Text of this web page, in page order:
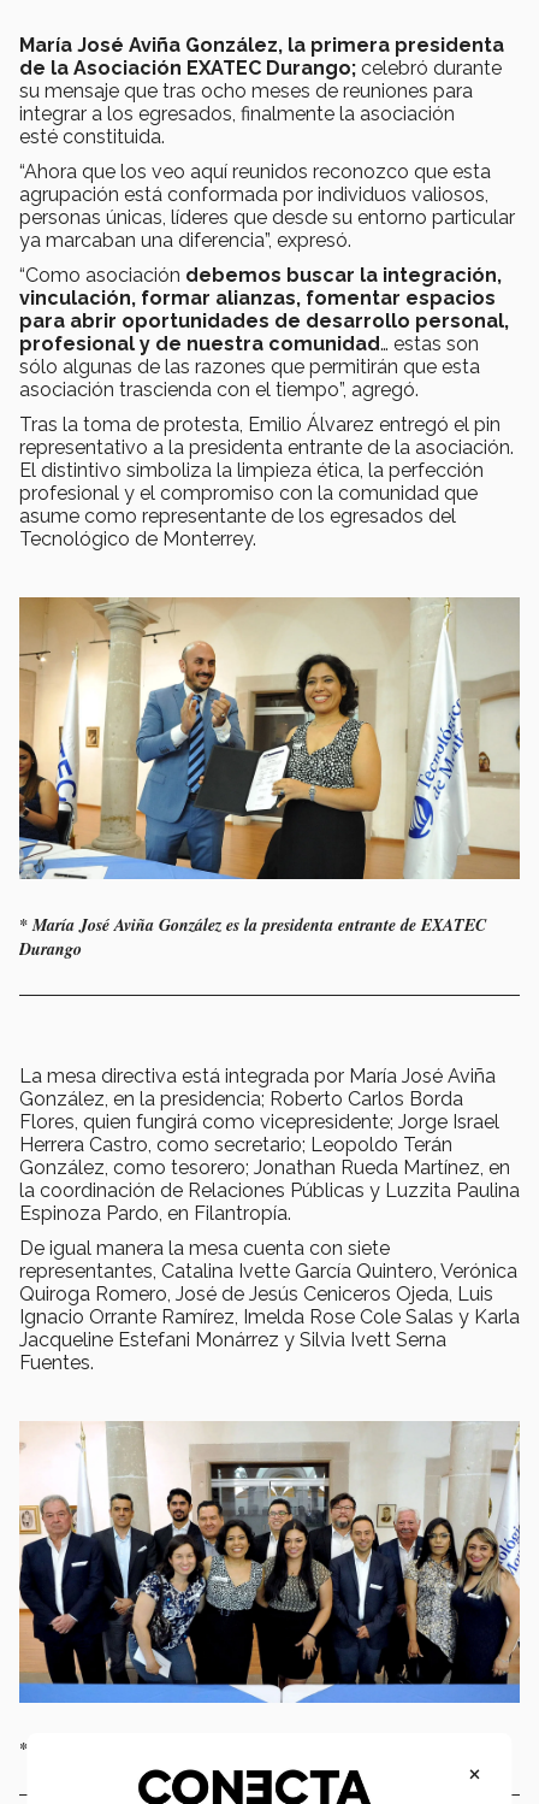
María José Aviña González, la primera presidenta
de la Asociación EXATEC Durango; celebró durante
su mensaje que tras ocho meses de reuniones para
integrar a los egresados, finalmente la asociación
esté constituida.
“Ahora que los veo aquí reunidos reconozco que esta
agrupación está conformada por individuos valiosos,
personas únicas, líderes que desde su entorno particular
ya marcaban una diferencia”, expresó.
“Como asociación debemos buscar la integración,
vinculación, formar alianzas, fomentar espacios
para abrir oportunidades de desarrollo personal,
profesional y de nuestra comunidad… estas son
sólo algunas de las razones que permitirán que esta
asociación trascienda con el tiempo”, agregó.
Tras la toma de protesta, Emilio Álvarez entregó el pin
representativo a la presidenta entrante de la asociación.
El distintivo simboliza la limpieza ética, la perfección
profesional y el compromiso con la comunidad que
asume como representante de los egresados del
Tecnológico de Monterrey.
* María José Aviña González es la presidenta entrante de EXATEC
Durango
La mesa directiva está integrada por María José Aviña
González, en la presidencia; Roberto Carlos Borda
Flores, quien fungirá como vicepresidente; Jorge Israel
Herrera Castro, como secretario; Leopoldo Terán
González, como tesorero; Jonathan Rueda Martínez, en
la coordinación de Relaciones Públicas y Luzzita Paulina
Espinoza Pardo, en Filantropía.
De igual manera la mesa cuenta con siete
representantes, Catalina Ivette García Quintero, Verónica
Quiroga Romero, José de Jesús Ceniceros Ojeda, Luis
Ignacio Orrante Ramírez, Imelda Rose Cole Salas y Karla
Jacqueline Estefani Monárrez y Silvia Ivett Serna
Fuentes.
* La mesa directiva trabajará durante el periodo 2019 - 2021.
×